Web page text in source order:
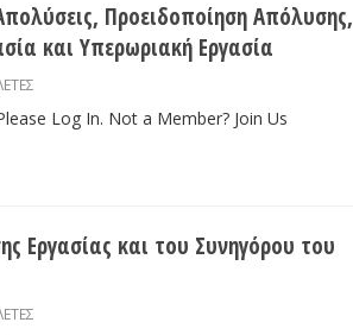
Προειδοποίηση Απόλυσης,
και Υπερωριακή Εργασία
Log In. Not a Member? Join Us
Εργασίας και του Συνηγόρου του